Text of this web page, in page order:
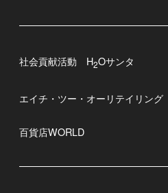
社会貢献活動 H2Oサンタ
エイチ・ツー・オーリテイリング
百貨店WORLD